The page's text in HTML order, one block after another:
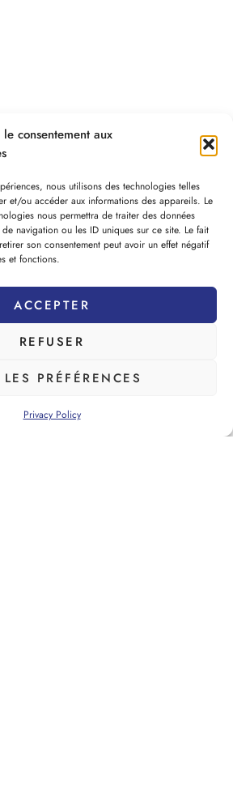
consentement aux
nous utilisons des technologies telles
et/ou accéder aux informations des appareils. Le
nous permettra de traiter des données
navigation ou les ID uniques sur ce site. Le fait
son consentement peut avoir un effet négatif
et fonctions.
ACCEPTER
REFUSER
PRÉFÉRENCES
Privacy Policy